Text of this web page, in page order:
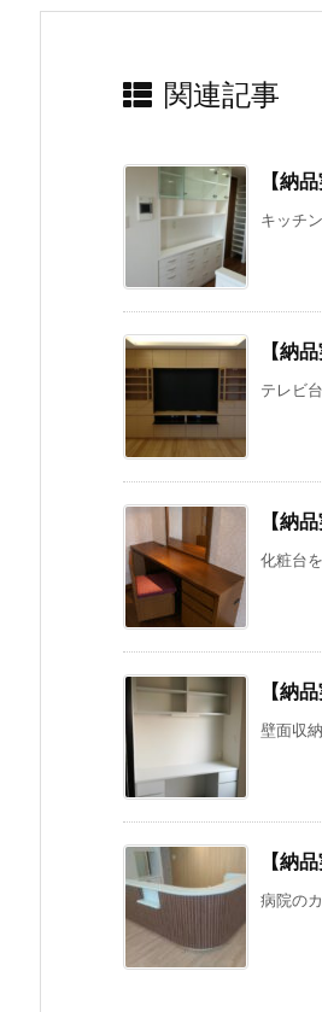
関連記事
【納
キッチ
【納
テレビ
【納
化粧台
【納
壁面収
【納
病院の